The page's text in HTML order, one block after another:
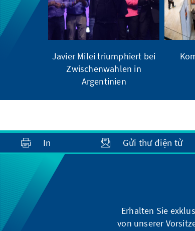
Javier Milei triumphiert bei
Zwischenwahlen in
Argentinien
In Gửi thư điện tử
Erhalten Sie
von unserer